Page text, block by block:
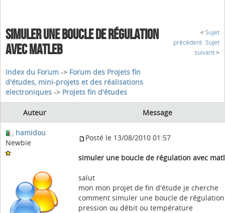
SIMULER UNE BOUCLE DE RÉGULATION
AVEC MATLEB
< Sujet
précédent Sujet
suivant >
Index du Forum -> Forum des Projets fin
d'études, mini-projets et des réalisations
electroniques -> Projets fin d'études
Auteur Message
hamidou
Newbie
Posté le 13/08/2010 01:57
simuler une boucle de régulation avec
salut
mon mon projet de fin d'étude je cherche
comment simuler une boucle de
pression ou débit ou température